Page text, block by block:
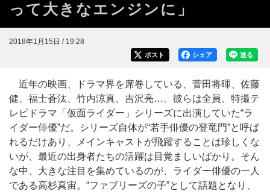
って大きなエンジンに」
2018年1月15日 / 19:28
送る
シェア
ポスト
近年の映画、ドラマ界を席巻している、菅田将暉、佐藤
健、福士蒼汰、竹内涼真、吉沢亮…。彼らは全員、特撮テ
レビドラマ「仮面ライダー」シリーズに出演していた“ラ
イダー俳優”だ。シリーズ自体が“若手俳優の登竜門”と呼ば
れるだけあり、メインキャストが飛躍することは珍しくな
いが、最近の出身者たちの活躍は目覚ましいばかり。そん
な中、大きな注目を集めているのが、ライダー俳優の一人
である高杉真宙。“ファブリーズの子”として話題となり、